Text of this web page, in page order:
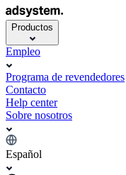
Productos
Empleo
Programa de revendedores
Contacto
Help center
Sobre nosotros
Español